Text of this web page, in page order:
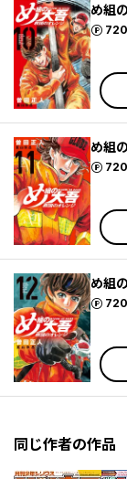
め組
720
ポイント
め組
720
ポイント
め組
720
ポイント
同じ作者の作品